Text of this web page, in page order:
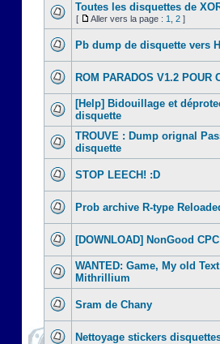
Toutes les disquettes de
[ Aller vers la page : 1 2 ]
Pb dump de disquette vers
ROM PARADOS V1.2 POUR
[Help] Bidouillage et
disquette
TROUVE : Dump orignal
disquette
STOP LEECH! :D
Prob archive R-type
[DOWNLOAD] NonGood
WANTED: Game, My old
Mithrillium
Sram de Chany
Nettoyage stickers